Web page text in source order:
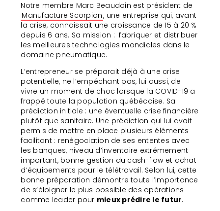
Notre membre Marc Beaudoin est président de
Manufacture Scorpion, une entreprise qui, avant
la crise, connaissait une croissance de 15 à 20 %
depuis 6 ans. Sa mission : fabriquer et distribuer
les meilleures technologies mondiales dans le
domaine pneumatique.
L’entrepreneur se préparait déjà à une crise
potentielle, ne l’empêchant pas, lui aussi, de
vivre un moment de choc lorsque la COVID-19 a
frappé toute la population québécoise. Sa
prédiction initiale : une éventuelle crise financière
plutôt que sanitaire. Une prédiction qui lui avait
permis de mettre en place plusieurs éléments
facilitant : renégociation de ses ententes avec
les banques, niveau d’inventaire extrêmement
important, bonne gestion du cash-flow et achat
d’équipements pour le télétravail. Selon lui, cette
bonne préparation démontre toute l’importance
de s’éloigner le plus possible des opérations
comme leader pour mieux prédire le futur.